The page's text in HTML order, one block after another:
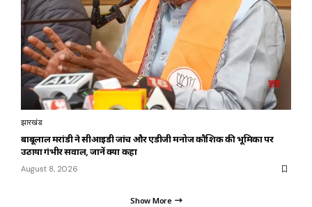
झारखंड
बाबूलाल मरांडी ने सीआईडी जांच और एडीजी मनोज कौशिक की भूमिका पर
उठाया गंभीर सवाल, जानें क्या कहा
August 8, 2026
Show More